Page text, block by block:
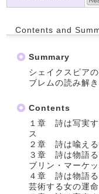
Contents and
Summary
シェイクスピア
ブレムの読み解
Contents
１章 詩は写実
ス
２章 詩は喩え
３章 詩は物語
ブリン・マーケッ
４章 詩は物語
芸術する女の運命